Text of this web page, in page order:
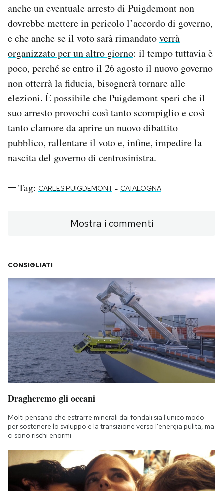
anche un eventuale arresto di Puigdemont non
dovrebbe mettere in pericolo l’accordo di governo,
e che anche se il voto sarà rimandatoverrà
organizzato per un altro giorno: il tempo tuttavia è
poco, perché se entro il 26 agosto il nuovo governo
non otterrà la fiducia, bisognerà tornare alle
elezioni. È possibile che Puigdemont speri che il
suo arresto provochi così tanto scompiglio e così
tanto clamore da aprire un nuovo dibattito
pubblico, rallentare il voto e, infine, impedire la
nascita del governo di centrosinistra.
Tag: CARLES PUIGDEMONT - CATALOGNA
Mostra i commenti
CONSIGLIATI
Dragheremo gli oceani
Molti pensano che estrarre minerali dai fondali sia l'unico modo
per sostenere lo sviluppo e la transizione verso l'energia pulita, ma
ci sono rischi enormi